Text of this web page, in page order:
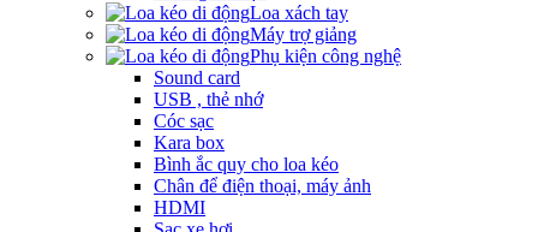
Loa xách tay
Máy trợ giảng
Phụ kiện công nghệ
Sound card
USB , thẻ nhớ
Cóc sạc
Kara box
Bình ắc quy cho loa kéo
Chân để điện thoại, máy ảnh
HDMI